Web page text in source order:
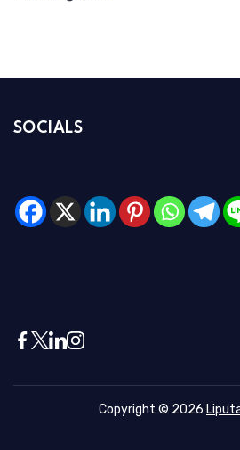
SOCIALS
Copyright © 2026